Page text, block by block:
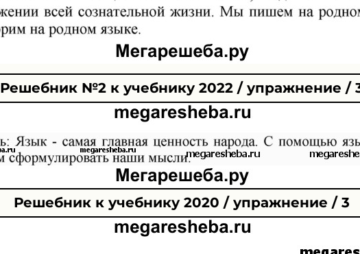
Решебник №2 к учебнику 2022 / упражнение /
Решебник к учебнику 2020 / упражнение / 3